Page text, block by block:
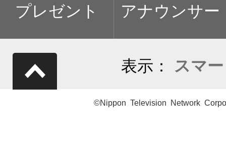
プレゼント アナウンサー
表示： スマ
©Nippon Television Network